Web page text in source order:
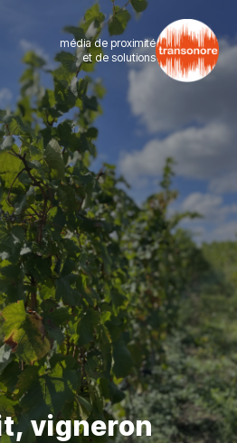
média de proximité
et de solutions
vigneron